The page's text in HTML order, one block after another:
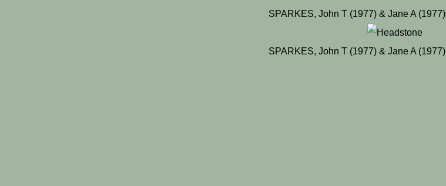
SPARKES, John T (1977) & Jane A (1977)
SPARKES, John T (1977) & Jane A (1977)